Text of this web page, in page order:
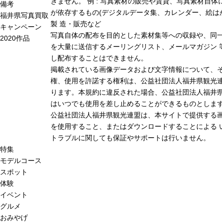
備考
福井県写真買取
キャンペーン
2020作品
が依存するもの(デジタルデータ集、カレンダー、絵は
製 造・販売など
写真自体の配布を目的とした素材集等への収録や、同
を大量に送信するメーリングリスト、メールマガジン
し配布することはできません。
掲載されている画像データおよび文字情報について、
権、使用を許諾する権利は、公益社団法人福井県観光
ります。本規約に違反された場合、公益社団法人福井
はいつでも使用を差し止めることができるものとしま
公益社団法人福井県観光連盟は、本サイトで提供する
を使用すること、またはダウンロードすることによる
トラブルに関しても保証やサポートは行いません。
特集
モデルコース
スポット
体験
イベント
グルメ
おみやげ